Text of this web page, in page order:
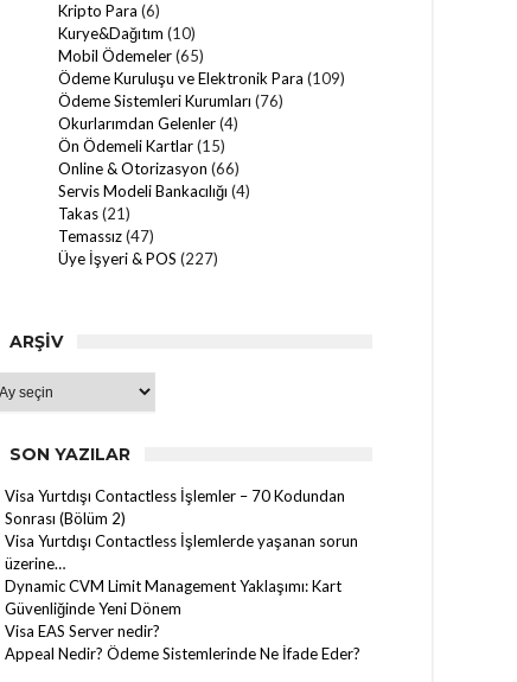
Kripto Para (6)
Kurye&Dağıtım (10)
Mobil Ödemeler(65)
Ödeme Kuruluşu ve Elektronik Para (109)
Ödeme Sistemleri Kurumları (76)
Okurlarımdan Gelenler(4)
Ön Ödemeli Kartlar(15)
Online & Otorizasyon (66)
Servis Modeli Bankacılığı (4)
Takas(21)
Temassız(47)
Üye İşyeri & POS (227)
ARŞIV
SON YAZILAR
Visa Yurtdışı Contactless İşlemler – 70 Kodundan
Sonrası (Bölüm 2)
Visa Yurtdışı Contactless İşlemlerde yaşanan sorun
üzerine…
Dynamic CVM Limit Management Yaklaşımı: Kart
Güvenliğinde Yeni Dönem
Visa EAS Server nedir?
Appeal Nedir? Ödeme Sistemlerinde Ne İfade Eder?